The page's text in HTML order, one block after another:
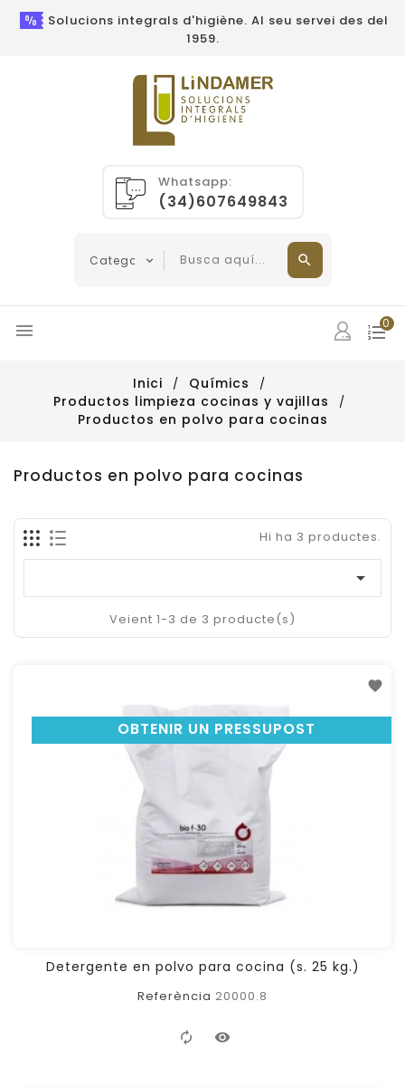
Solucions integrals d'higiène. Al seu servei des del
1959.
Whatsapp:
(34)607649843
 0
Inici
Químics
Productos limpieza cocinas y vajillas
Productos en polvo para cocinas
Productos en polvo para cocinas
Hi ha 3 productes.

Veient 1-3 de 3 producte(s)
OBTENIR UN PRESSUPOST
Detergente en polvo para cocina (s. 25 kg.)
Referència 20000.8